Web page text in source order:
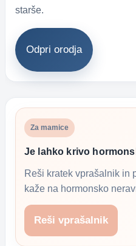
starše.
Odpri orodja
Za mamice
Je lahko krivo
Reši kratek vprašalnik in
kaže na hormonsko
Reši vprašalnik